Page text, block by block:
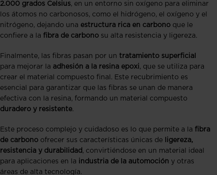
2.000 grados Celsius, en un entorno sin oxígeno para eliminar
los átomos no carbonosos, como el hidrógeno, el oxígeno y el
nitrógeno, dejando una estructura rica en carbono que le
confiere a la fibra de carbono su alta resistencia y ligereza.
Finalmente, las fibras pasan por un tratamiento superficial
para mejorar la adhesión a la resina epoxi, que se utiliza para
crear el material compuesto final. Este recubrimiento es
esencial para garantizar que las fibras se unan de manera
efectiva con la resina, formando un material compuesto
duradero y resistente.
Este proceso complejo y cuidadoso es lo que permite a la fibra
de carbono ofrecer sus características únicas de
ligereza,
resistencia y durabilidad , convirtiéndose en un material ideal
para aplicaciones en la industria de la automoción y otras
áreas de alta tecnología.